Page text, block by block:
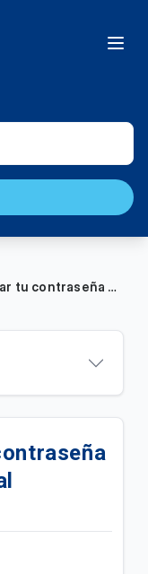
¿Cómo recuperar tu contraseña de TigoID? 🔓 | General
Digitales